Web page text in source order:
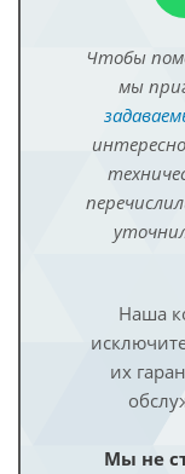
Чтобы
мы
Наша
их
Мы не